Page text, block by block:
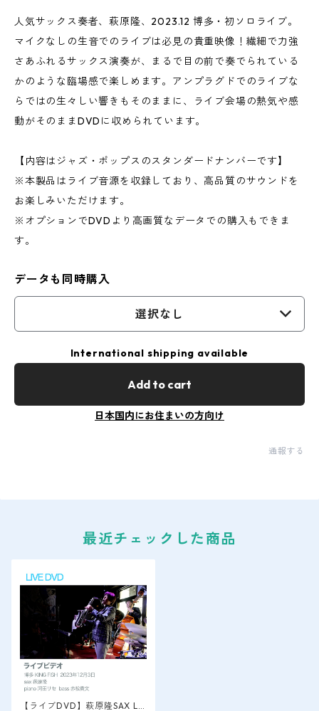
人気サックス奏者、萩原隆、2023.12 博多・初ソロライブ。
マイクなしの生音でのライブは必見の貴重映像！繊細で力強
さあふれるサックス演奏が、まるで目の前で奏でられている
かのような臨場感で楽しめます。アンプラグドでのライブな
らではの生々しい響きもそのままに、ライブ会場の熱気や感
動がそのままDVDに収められています。
【内容はジャズ・ポップスのスタンダードナンバーです】
※本製品はライブ音源を収録しており、高品質のサウンドを
お楽しみいただけます。
※オプションでDVDより高画質なデータでの購入もできま
す。
データも同時購入
選択なし
International shipping available
Add to cart
日本国内にお住まいの方向け
通報する
最近チェックした商品
【ライブDVD】萩原隆SAX LI